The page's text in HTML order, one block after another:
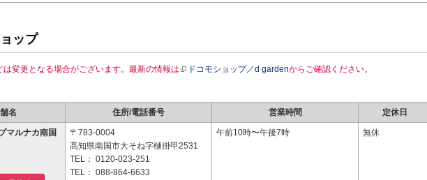
ップ
は変更となる場合がございます。最新の情報は ドコモショップ／d gardenからご確認ください。
名 住所/電話番号 営業時間 定休日
マルナカ南国
〒783-0004
高知県南国市大そね字樋掛甲2531
TEL： 0120-023-251
TEL： 088-864-6633
午前10時〜午後7時 無休